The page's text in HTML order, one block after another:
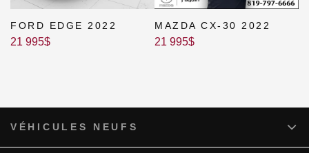
FORD EDGE 2022
21 995$
MAZDA CX-30 2022
21 995$
VÉHICULES NEUFS